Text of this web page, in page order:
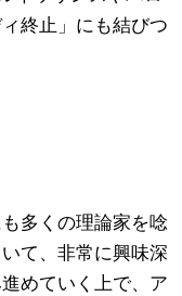
終止」にも結びつ
多くの理論家を唸
て、非常に興味深
めていく上で、ア